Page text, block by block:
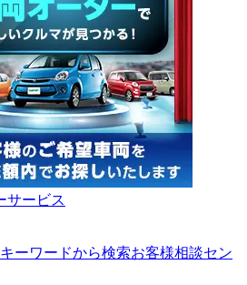
サービス
キーワードから検索お客様相談セン